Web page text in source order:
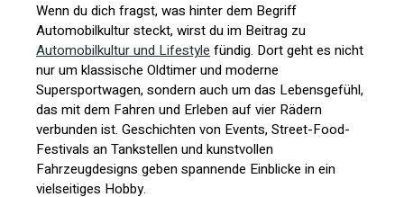
Wenn du dich fragst, was hinter dem Begriff
Automobilkultur steckt, wirst du im Beitrag zu
Automobilkultur und Lifestyle fündig. Dort geht es nicht
nur um klassische Oldtimer und moderne
Supersportwagen, sondern auch um das Lebensgefühl,
das mit dem Fahren und Erleben auf vier Rädern
verbunden ist. Geschichten von Events, Street-Food-
Festivals an Tankstellen und kunstvollen
Fahrzeugdesigns geben spannende Einblicke in ein
vielseitiges Hobby.